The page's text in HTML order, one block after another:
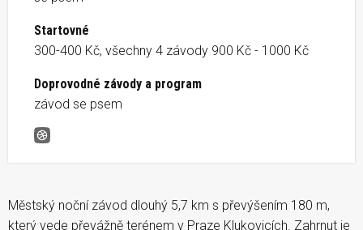
Startovné
300-400 Kč, všechny 4 závody 900 Kč - 1000 Kč
Doprovodné závody a program
závod se psem
Prokopský nočník #1
Městský noční závod dlouhý 5,7 km s převýšením 180 m,
který vede převážně terénem v Praze Klukovicích. Zahrnut je